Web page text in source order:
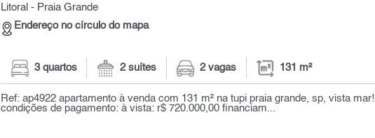
Litoral - Praia Grande
Endereço no círculo do mapa
3 quartos 2 suítes 2 vagas 131 m²
Ref: ap4922 apartamento à venda com 131 m² na tupi praia grande, sp, vista mar!
condições de pagamento: à vista: r$ 720.000,00 financiam...